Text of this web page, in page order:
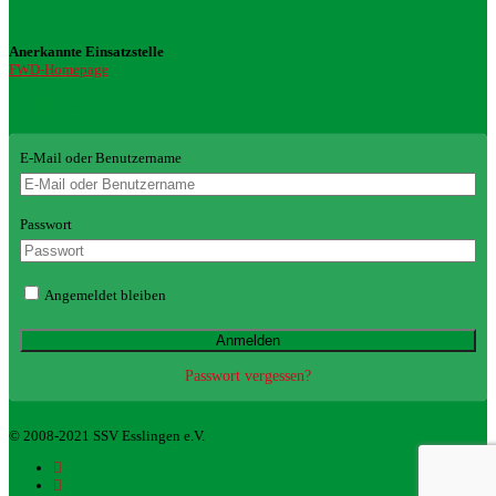
Anerkannte Einsatzstelle
FWD-Homepage
E-Mail oder Benutzername
Passwort
Angemeldet bleiben
Passwort vergessen?
© 2008-2021 SSV Esslingen e.V.